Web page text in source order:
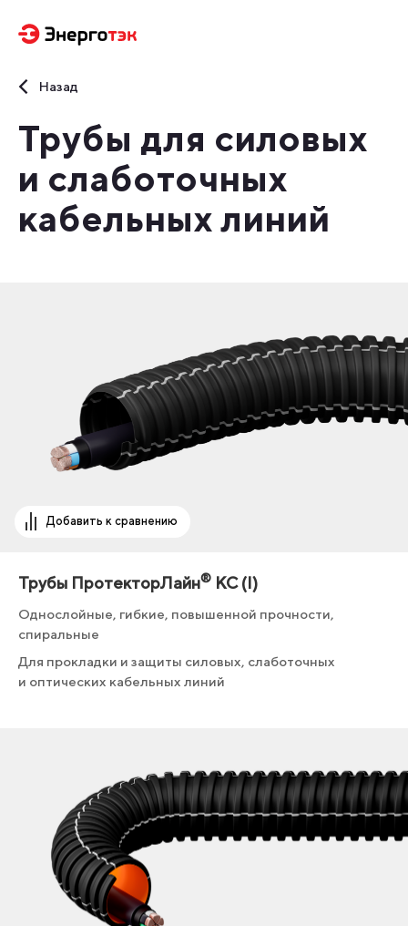
Назад
Трубы для силовых
и слаботочных
кабельных линий
Добавить к сравнению
Трубы ПротекторЛайн® КС (I)
Однослойные, гибкие, повышенной прочности,
спиральные
Для прокладки и защиты силовых, слаботочных
и оптических кабельных линий